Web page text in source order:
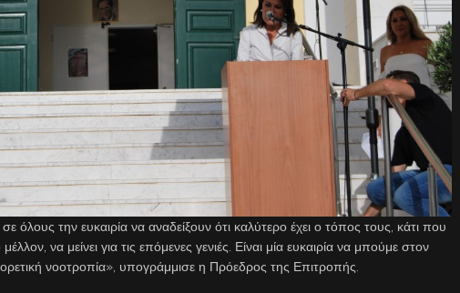
σε όλους την ευκαιρία να αναδείξουν ότι καλύτερο έχει ο τόπος τους, κάτι που
μέλλον, να μείνει για τις επόμενες γενιές. Είναι μία ευκαιρία να μπούμε στον
νοοτροπία», υπογράμμισε η Πρόεδρος της Επιτροπής.